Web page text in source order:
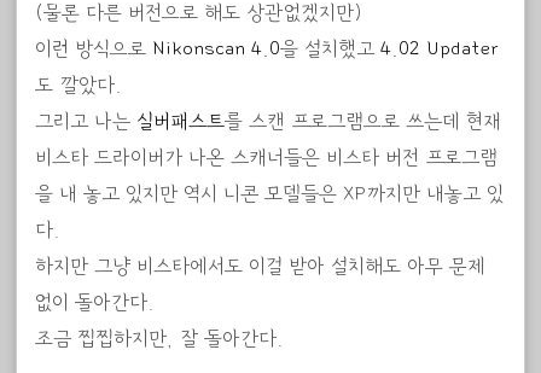
(물론 다른 버전으로 해도 상관없겠지만)
이런 방식으로 Nikonscan 4.0을 설치했고 4.02 Updater
도 깔았다.
그리고 나는 실버패스트를 스캔 프로그램으로 쓰는데 현재
비스타 드라이버가 나온 스캐너들은 비스타 버전 프로그램
을 내 놓고 있지만 역시 니콘 모델들은 XP까지만 내놓고 있
다.
하지만 그냥 비스타에서도 이걸 받아 설치해도 아무 문제
없이 돌아간다.
조금 찝찝하지만, 잘 돌아간다.